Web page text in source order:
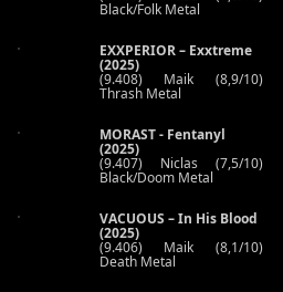
Black/Folk Metal
EXXPERIOR – Exxtreme
(2025)
(9.408) Maik (8,9/10)
Thrash Metal
MORAST - Fentanyl
(2025)
(9.407) Niclas (7,5/10)
Black/Doom Metal
VACUOUS – In His Blood
(2025)
(9.406) Maik (8,1/10)
Death Metal